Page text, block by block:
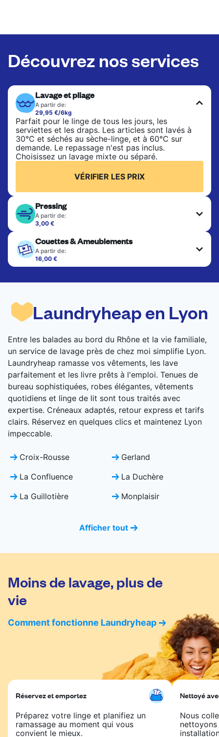
Découvrez nos services
Lavage et pliage
A partir de:
29,95 €/6kg
Parfait pour le linge de tous les jours, les
serviettes et les draps. Les articles sont lavés à
30°C et séchés au sèche-linge, et à 60°C sur
demande. Le repassage n'est pas inclus.
Choisissez un lavage mixte ou séparé.
VÉRIFIER LES PRIX
Pressing
A partir de:
3,00 €
par des professionnels. Convient pour les
costumes, les robes, les manteaux et les tissus
nécessitant un soin particulier pour conserver leur
forme, leur couleur et leur texture.
Couettes & Ameublements
A partir de:
16,00 €
Les gros articles tels que les couettes, les
profondeur et séchés à fond. Conçu pour
pas être lavés dans une machine domestique
standard.
Laundryheap en Lyon
Entre les balades au bord du Rhône et la vie familiale,
un service de lavage près de chez moi simplifie Lyon.
Laundryheap ramasse vos vêtements, les lave
parfaitement et les livre prêts à l'emploi. Tenues de
bureau sophistiquées, robes élégantes, vêtements
quotidiens et linge de lit sont tous traités avec
expertise. Créneaux adaptés, retour express et tarifs
clairs. Réservez en quelques clics et maintenez Lyon
impeccable.
Croix-Rousse
Gerland
La Confluence
La Duchère
La Guillotière
Monplaisir
Afficher tout
Moins de lavage, plus de
vie
Comment fonctionne Laundryheap
Réservez et emportez
Préparez votre linge et planifiez un
ramassage au moment qui vous
convient le mieux.
Nettoyé
Nous
nettoyons